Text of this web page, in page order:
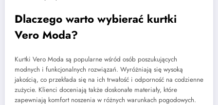
Dlaczego warto wybierać kurtki
Vero Moda?
Kurtki Vero Moda są popularne wśród osób poszukujących
modnych i funkcjonalnych rozwiązań. Wyróżniają się wysoką
jakością, co przekłada się na ich trwałość i odporność na codzienne
zużycie. Klienci doceniają także doskonałe materiały, które
zapewniają komfort noszenia w różnych warunkach pogodowych.